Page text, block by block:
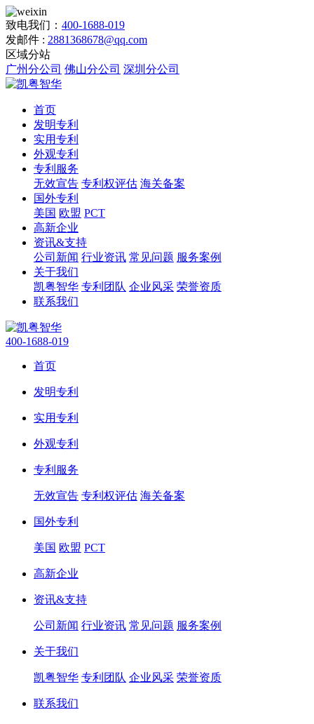
致电我们： 400-1688-019
发邮件 : 2881368678@qq.com
区域分站
广州分公司 佛山分公司 深圳分公司
首页
发明专利
实用专利
外观专利
专利服务
无效宣告 专利权评估 海关备案
国外专利
美国 欧盟 PCT
高新企业
资讯&支持
公司新闻 行业资讯 常见问题 服务案例
关于我们
凯粤智华 专利团队 企业风采 荣誉资质
联系我们
400-1688-019
首页
发明专利
实用专利
外观专利
专利服务
无效宣告 专利权评估 海关备案
国外专利
美国 欧盟 PCT
高新企业
资讯&支持
公司新闻 行业资讯 常见问题 服务案例
关于我们
凯粤智华 专利团队 企业风采 荣誉资质
联系我们